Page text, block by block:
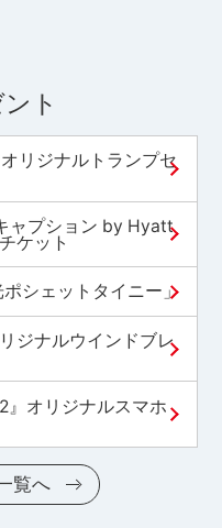
ト
リジナルトランプセ
ャプション by Hyatt
ケット
シェットタイニー」
ジナルウインドブレ
』オリジナルスマホ
覧へ